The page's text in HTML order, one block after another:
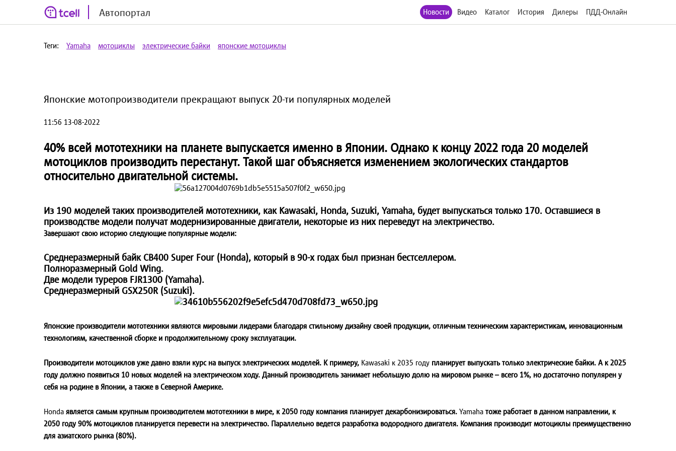
Автопортал Новости Видео Каталог История Дилеры ПДД-Онлайн
Теги: Yamaha мотоциклы электрические байки японские мотоциклы
Японские мотопроизводители прекращают выпуск 20-ти популярных моделей
11:56 13-08-2022
40% всей мототехники на планете выпускается именно в Японии. Однако к концу 2022 года 20 моделей
мотоциклов производить перестанут. Такой шаг объясняется изменением экологических стандартов
относительно двигательной системы.
Из 190 моделей таких производителей мототехники, как Kawasaki, Honda, Suzuki, Yamaha, будет выпускаться только 170. Оставшиеся в
производстве модели получат модернизированные двигатели, некоторые из них переведут на электричество.
Завершают свою историю следующие популярные модели:
Среднеразмерный байк CB400 Super Four (Honda), который в 90-х годах был признан бестселлером.
Полноразмерный Gold Wing.
Две модели туреров FJR1300 (Yamaha).
Среднеразмерный GSX250R (Suzuki).
Японские производители мототехники являются мировыми лидерами благодаря стильному дизайну своей продукции, отличным техническим характеристикам, инновационным
технологиям, качественной сборке и продолжительному сроку эксплуатации.
Производители мотоциклов уже давно взяли курс на выпуск электрических моделей. К примеру, Kawasaki к 2035 году планирует выпускать только электрические байки. А к 2025
году должно появиться 10 новых моделей на электрическом ходу. Данный производитель занимает небольшую долю на мировом рынке – всего 1%, но достаточно популярен у
себя на родине в Японии, а также в Северной Америке.
Honda является самым крупным производителем мототехники в мире, к 2050 году компания планирует декарбонизироваться. Yamaha тоже работает в данном направлении, к
2050 году 90% мотоциклов планируется перевести на электричество. Параллельно ведется разработка водородного двигателя. Компания производит мотоциклы преимущественно
для азиатского рынка (80%).